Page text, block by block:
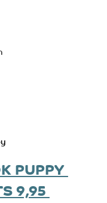
PUPPY
9,95